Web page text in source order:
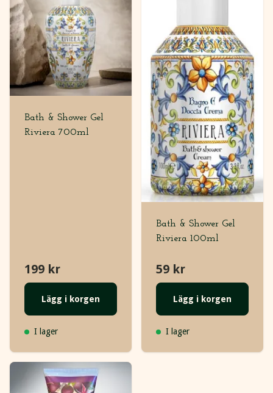
Bath & Shower Gel
Riviera 700ml
199 kr
Lägg i korgen
I lager
Bath & Shower Gel
Riviera 100ml
59 kr
Lägg i korgen
I lager